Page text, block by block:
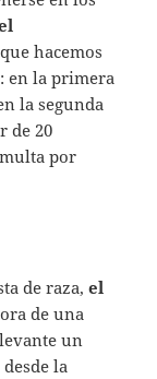
hacemos
en la primera
la segunda
de 20
por
de raza,el
de una
un
la